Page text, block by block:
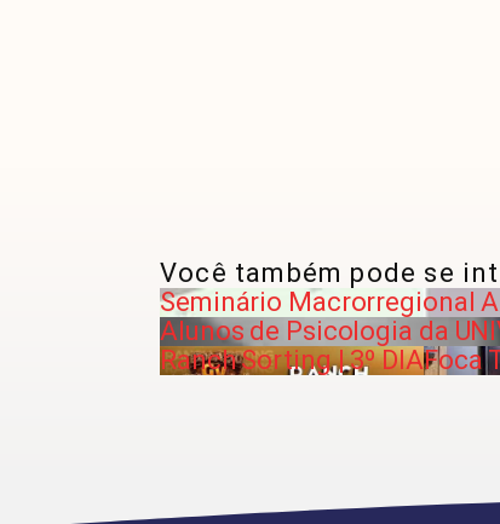
Você também pode se
Seminário Macrorregional
Alunos de Psicologia da
Ranch Sorting | 3º DIAFoca